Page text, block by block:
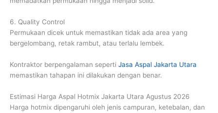
6. Quality Control
Permukaan dicek untuk memastikan tidak ada area yang
bergelombang, retak rambut, atau terlalu lembek.
Kontraktor berpengalaman seperti Jasa Aspal Jakarta Utara
memastikan tahapan ini dilakukan dengan benar.
Estimasi Harga Aspal Hotmix Jakarta Utara Agustus 2026
Harga hotmix dipengaruhi oleh jenis campuran, ketebalan, dan